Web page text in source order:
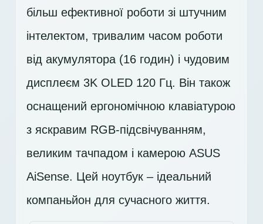
більш ефективної роботи зі штучним
інтелектом, тривалим часом роботи
від акумулятора (16 годин) і чудовим
дисплеєм 3K OLED 120 Гц. Він також
оснащений ергономічною клавіатурою
з яскравим RGB-підсвічуванням,
великим тачпадом і камерою ASUS
AiSense. Цей ноутбук – ідеальний
компаньйон для сучасного життя.